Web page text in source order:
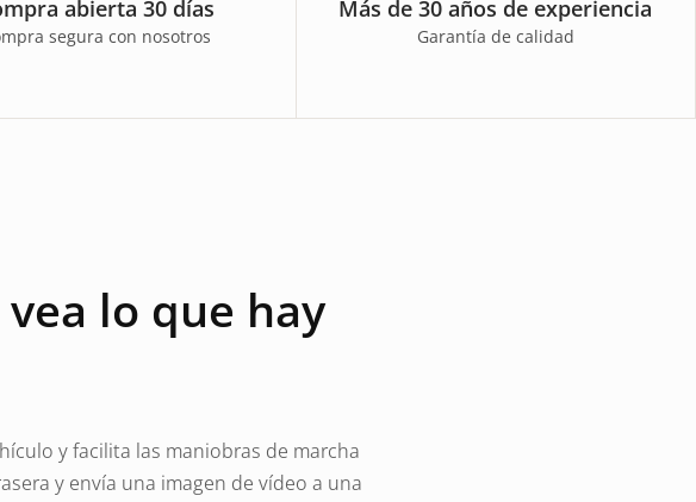
abierta 30 días
segura con nosotros
Más de 30 años de experiencia
Garantía de calidad
lo que hay
y facilita las maniobras de marcha
y envía una imagen de vídeo a una